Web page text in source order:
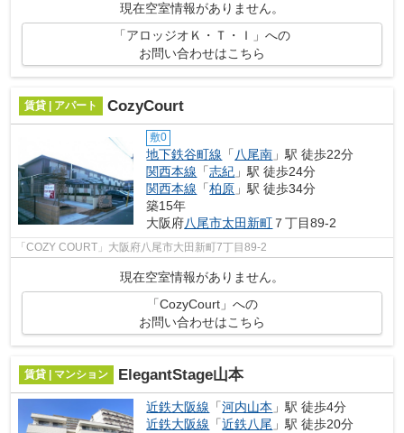
現在空室情報がありません。
「アロッジオＫ・Ｔ・Ｉ」への
お問い合わせはこちら
賃貸 | アパート CozyCourt
敷0
地下鉄谷町線 「 八尾南 」駅 徒歩22分
関西本線 「志紀 」駅 徒歩24分
関西本線 「柏原 」駅 徒歩34分
築15年
大阪府八尾市太田新町 ７丁目89-2
「COZY COURT」大阪府八尾市大田新町7丁目89-2
現在空室情報がありません。
「CozyCourt」への
お問い合わせはこちら
賃貸 | マンション ElegantStage山本
近鉄大阪線 「河内山本 」駅 徒歩4分
近鉄大阪線 「近鉄八尾 」駅 徒歩20分